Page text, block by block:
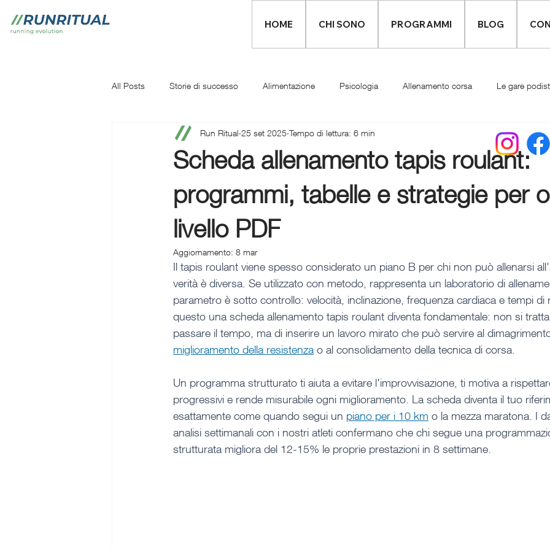
HOME CHI SONO PROGRAMMI BLOG
All Posts Storie di successo Alimentazione Psicologia Allenamento corsa Le gare
Iniziare a correre Infortuni Abbigliamento runner
Scheda allenamento tapis roulant:
programmi, tabelle e strategie per
livello PDF
Run Ritual 25 set 2025 Tempo di lettura: 6 min
Aggiornamento: 8 mar
Il tapis roulant viene spesso considerato un piano B per chi non può allenarsi
verità è diversa. Se utilizzato con metodo, rappresenta un laboratorio di
parametro è sotto controllo: velocità, inclinazione, frequenza cardiaca e tempi
questo una scheda allenamento tapis roulant diventa fondamentale: non si
passare il tempo, ma di inserire un lavoro mirato che può servire al
miglioramento della resistenza o al consolidamento della tecnica di corsa.
Un programma strutturato ti aiuta a evitare l'improvvisazione, ti motiva a
progressivi e rende misurabile ogni miglioramento. La scheda diventa il tuo
esattamente come quando segui un piano per i 10 km o la mezza maratona. I
analisi settimanali con i nostri atleti confermano che chi segue una
strutturata migliora del 12-15% le proprie prestazioni in 8 settimane.